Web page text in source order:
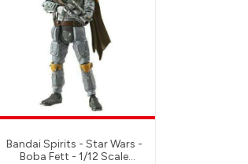
Bandai Spirits - Star Wars -
Boba Fett - 1/12 Scale